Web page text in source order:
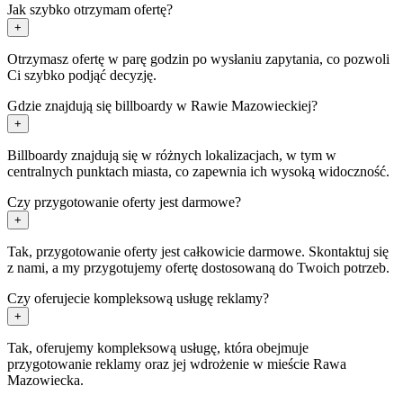
Jak szybko otrzymam ofertę?
+
Otrzymasz ofertę w parę godzin po wysłaniu zapytania, co pozwoli
Ci szybko podjąć decyzję.
Gdzie znajdują się billboardy w Rawie Mazowieckiej?
+
Billboardy znajdują się w różnych lokalizacjach, w tym w
centralnych punktach miasta, co zapewnia ich wysoką widoczność.
Czy przygotowanie oferty jest darmowe?
+
Tak, przygotowanie oferty jest całkowicie darmowe. Skontaktuj się
z nami, a my przygotujemy ofertę dostosowaną do Twoich potrzeb.
Czy oferujecie kompleksową usługę reklamy?
+
Tak, oferujemy kompleksową usługę, która obejmuje
przygotowanie reklamy oraz jej wdrożenie w mieście Rawa
Mazowiecka.